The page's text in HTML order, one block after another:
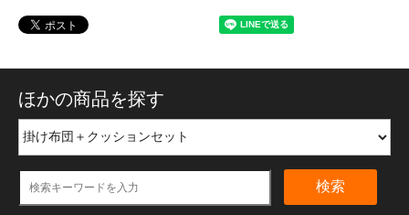
ほかの商品を探す
検索